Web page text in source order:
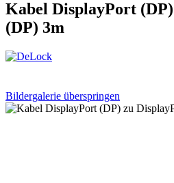
Kabel DisplayPort
(DP) 3m
Bildergalerie überspringen